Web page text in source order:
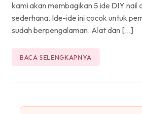
kami akan membagikan 5 ide DIY nail
sederhana. Ide-ide ini cocok untuk
sudah berpengalaman. Alat dan […]
BACA SELENGKAPNYA